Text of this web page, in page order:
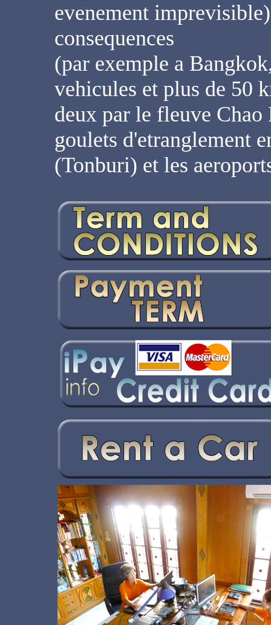
evenement
consequences
(par exemple a
vehicules et plus de 50
deux par le fleuve Chao
goulets d'etranglement
(Tonburi) et les